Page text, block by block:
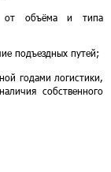
от объёма и типа
подъездных путей;
годами логистики,
собственного